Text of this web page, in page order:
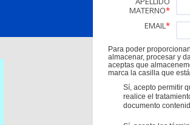
MATERNO*
EMAIL*
Para poder
almacenar, procesar y
aceptas que
marca la casilla que
Sí, acepto permitir
realice el
documento